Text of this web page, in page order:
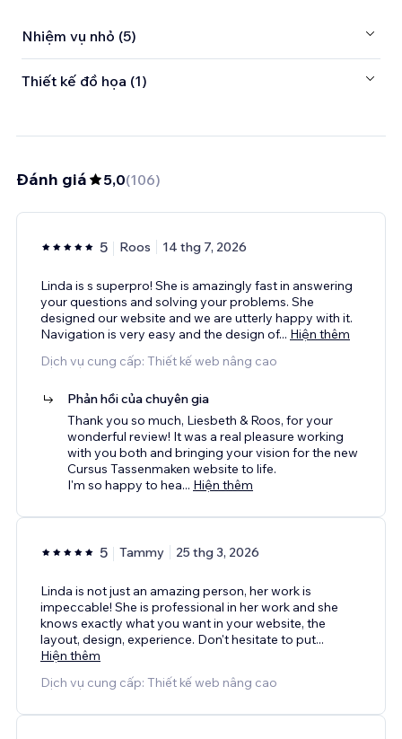
Nhiệm vụ nhỏ (5)
Thiết kế đồ họa (1)
Đánh giá 5,0(106)
5 Roos 14 thg 7, 2026
Linda is s superpro! She is amazingly fast in answering
your questions and solving your problems. She
designed our website and we are utterly happy with it.
Navigation is very easy and the design of... Hiện thêm
Dịch vụ cung cấp: Thiết kế web nâng cao
Phản hồi của chuyên gia
Thank you so much, Liesbeth & Roos, for your
wonderful review! It was a real pleasure working
with you both and bringing your vision for the new
Cursus Tassenmaken website to life.
I'm so happy to hea... Hiện thêm
5 Tammy 25 thg 3, 2026
Linda is not just an amazing person, her work is
impeccable! She is professional in her work and she
knows exactly what you want in your website, the
layout, design, experience. Don't hesitate to put...
Hiện thêm
Dịch vụ cung cấp: Thiết kế web nâng cao